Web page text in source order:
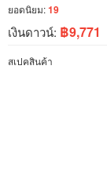
ยอดนิยม:19
เงินดาวน์: ฿9,771
สเปคสินค้า